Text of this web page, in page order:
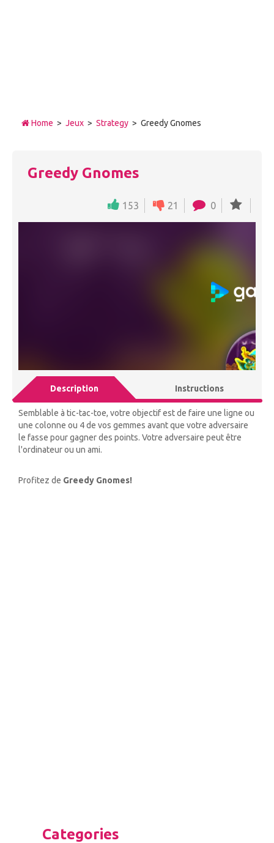
Home > Jeux > Strategy > Greedy Gnomes
Greedy Gnomes
153 21 0
Description Instructions
Semblable à tic-tac-toe, votre objectif est de faire une ligne ou
une colonne ou 4 de vos gemmes avant que votre adversaire
le fasse pour gagner des points. Votre adversaire peut être
l'ordinateur ou un ami.
Profitez de Greedy Gnomes!
Categories